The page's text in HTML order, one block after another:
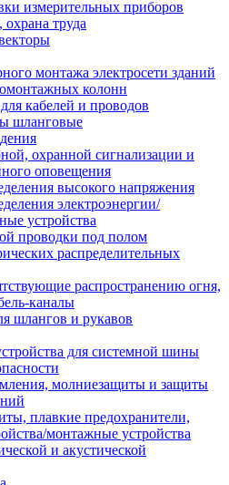
измерительных приборов
охрана труда
монтажа электросети зданий
колонн
кабелей и проводов
шланговые
охранной сигнализации и
оповещения
высокого напряжения
электроэнергии/
устройства
проводки под полом
распределительных
распространению огня,
каналы
шлангов и рукавов
для системной шины
молниезащиты и защиты
плавкие предохранители,
монтажные устройства
и акустической